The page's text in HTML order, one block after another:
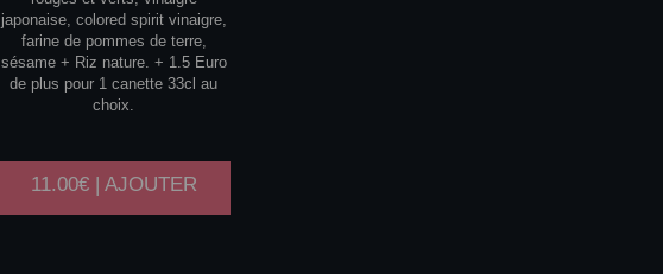
japonaise, colored spirit vinaigre,
farine de pommes de terre,
sésame + Riz nature. + 1.5 Euro
de plus pour 1 canette 33cl au
choix.
11.00€ | AJOUTER